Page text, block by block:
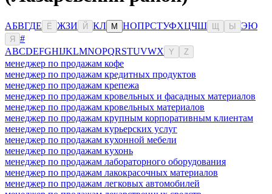
АБВГДЕ Ё ЖЗИ Й КЛ М НОПРСТУФХЦЧШ Ы ЭЮ
Я
#
ABCDEFGHIJKLMNOPQRSTUVWX Y Z
менеджер по продажам кофе
менеджер по продажам кредитных продуктов
менеджер по продажам крепежа
менеджер по продажам кровельных и фасадных материалов
менеджер по продажам кровельных материалов
менеджер по продажам крупным корпоративным клиентам
менеджер по продажам курьерских услуг
менеджер по продажам кухонной мебели
менеджер по продажам кухонь
менеджер по продажам лабораторного оборудования
менеджер по продажам лакокрасочных материалов
менеджер по продажам легковых автомобилей